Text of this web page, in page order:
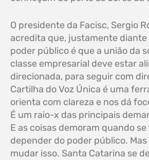
O presidente da Facisc, Sergio
acredita que, justamente diante
poder público é que a união da
classe empresarial deve estar
direcionada, para seguir com
Cartilha do Voz Única é uma
orienta com clareza e nos dá
É um raio-x das principais
E as coisas demoram quando
depender do poder público.
mudar isso. Santa Catarina se